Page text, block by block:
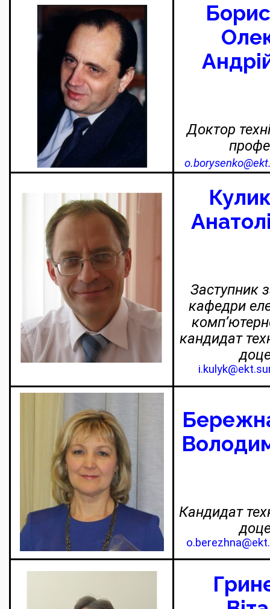
Доктор
Заступник
кафедри
кандидат
Кандидат